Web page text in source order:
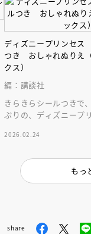
ディズニープリンセ
つき おしゃれぬりえ
クス）
編：講談社
きらきらシールつきで
ぷりの、ディズニープ
2026.02.24
もっ
share